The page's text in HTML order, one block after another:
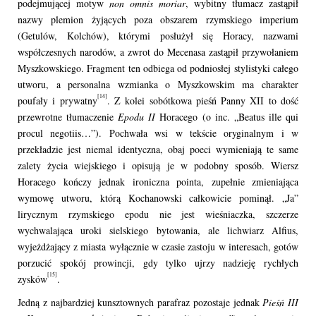
podejmującej motyw non omnis moriar, wybitny tłumacz zastąpił
nazwy plemion żyjących poza obszarem rzymskiego imperium
(Getulów, Kolchów), którymi posłużył się Horacy, nazwami
współczesnych narodów, a zwrot do Mecenasa zastąpił przywołaniem
Myszkowskiego. Fragment ten odbiega od podniosłej stylistyki całego
utworu, a personalna wzmianka o Myszkowskim ma charakter
poufały i prywatny[14] . Z kolei sobótkowa pieśń Panny XII to dość
przewrotne tłumaczenieEpodu IIHoracego (o inc. „Beatus ille qui
procul negotiis…”). Pochwała wsi w tekście oryginalnym i w
przekładzie jest niemal identyczna, obaj poeci wymieniają te same
zalety życia wiejskiego i opisują je w podobny sposób. Wiersz
Horacego kończy jednak ironiczna pointa, zupełnie zmieniająca
wymowę utworu, którą Kochanowski całkowicie pominął. „Ja”
lirycznym rzymskiego epodu nie jest wieśniaczka, szczerze
wychwalająca uroki sielskiego bytowania, ale lichwiarz Alfius,
wyjeżdżający z miasta wyłącznie w czasie zastoju w interesach, gotów
porzucić spokój prowincji, gdy tylko ujrzy nadzieję rychłych
zysków[15] .
Jedną z najbardziej kunsztownych parafraz pozostaje jednakPieśń III